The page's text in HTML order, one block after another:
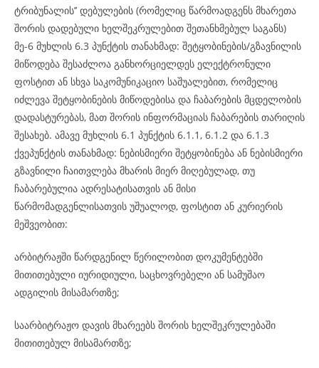
ტრიბუნალის’’ დებულების (რომელიც წარმოადგენს მხარეთა
შორის დადებული ხელშეკრულებით შეთანხმებულ საგანს)
მე-6 მუხლის 6.3 პუნქტის თანახმად: შეტყობინების/გზავნილის
მიწოდება შესაძლოა განხორციელდეს ელექტრონული
ფოსტით ან სხვა საკომუნიკაციო საშუალებით, რომელიც
იძლევა შეტყობინების მიწოდებისა და ჩაბარების მცდელობის
დადასტურებას, მათ შორის ინფორმაციას ჩაბარების თარიღის
შესახებ. ამავე მუხლის 6.1 პუნქტის 6.1.1, 6.1.2 და 6.1.3
ქვეპუნქტის თანახმად: ნებისმიერი შეტყობინება ან ნებისმიერი
გზავნილი ჩაითვლება მხარის მიერ მიღებულად, თუ
ჩაბარებულია ადრესატისათვის ან მისი
წარმომადგენლისათვის უშუალოდ, ფოსტით ან კურიერის
მეშვეობით:
არბიტრაჟში წარდგენილ წერილობით დოკუმენტებში
მითითებული იურიდიული, საცხოვრებელი ან სამუშაო
ადგილის მისამართზე;
საარბიტრაჟო დავის მხარეებს შორის ხელშეკრულებაში
მითითებულ მისამართზე;